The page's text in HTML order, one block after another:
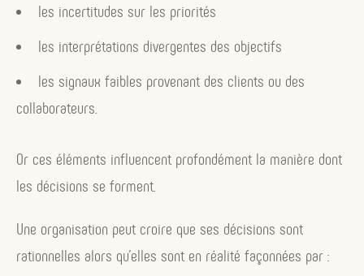
les incertitudes sur les priorités
les interprétations divergentes des objectifs
les signaux faibles provenant des clients ou des
collaborateurs.
Or ces éléments influencent profondément la manière dont
les décisions se forment.
Une organisation peut croire que ses décisions sont
rationnelles alors qu’elles sont en réalité façonnées par :